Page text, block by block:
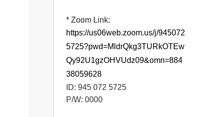
* Zoom Link:
https://us06web.zoom.us/j/945072
5725?pwd=MldrQkg3TURkOTEw
Qy92U1gzOHVUdz09&omn=884
38059628
ID: 945 072 5725
P/W: 0000